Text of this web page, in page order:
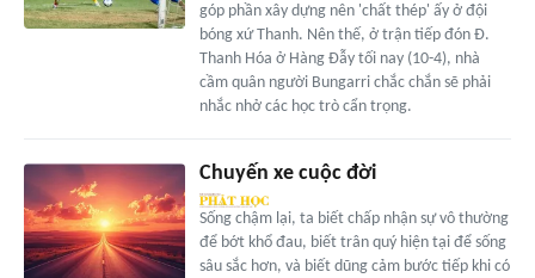
góp phần xây dựng nên 'chất thép' ấy ở đội
bóng xứ Thanh. Nên thế, ở trận tiếp đón Đ.
Thanh Hóa ở Hàng Đẫy tối nay (10-4), nhà
cầm quân người Bungarri chắc chắn sẽ phải
nhắc nhở các học trò cẩn trọng.
Chuyến xe cuộc đời
Sống chậm lại, ta biết chấp nhận sự vô thường
để bớt khổ đau, biết trân quý hiện tại để sống
sâu sắc hơn, và biết dũng cảm bước tiếp khi có